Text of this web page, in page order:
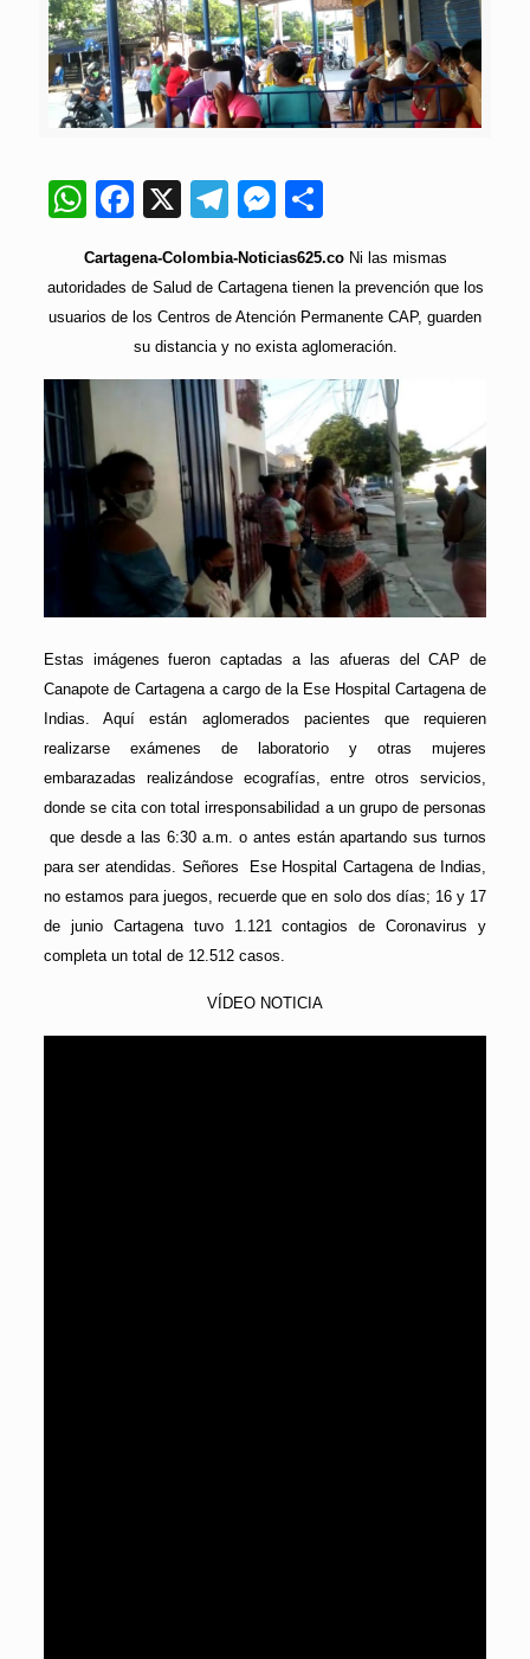
WhatsApp
Facebook
X Telegram
Messenger
Cartagena-Colombia-Noticias625.co Ni las mismas
autoridades de Salud de Cartagena tienen la prevención que los
usuarios de los Centros de Atención Permanente CAP, guarden
su distancia y no exista aglomeración.
Estas imágenes fueron captadas a las afueras del CAP de
Canapote de Cartagena a cargo de la Ese Hospital Cartagena de
Indias. Aquí están aglomerados pacientes que requieren
realizarse exámenes de laboratorio y otras mujeres
embarazadas realizándose ecografías, entre otros servicios,
donde se cita con total irresponsabilidad a un grupo de personas
que desde a las 6:30 a.m. o antes están apartando sus turnos
para ser atendidas. Señores Ese Hospital Cartagena de Indias,
no estamos para juegos, recuerde que en solo dos días; 16 y 17
de junio Cartagena tuvo 1.121 contagios de Coronavirus y
completa un total de 12.512 casos.
VÍDEO NOTICIA